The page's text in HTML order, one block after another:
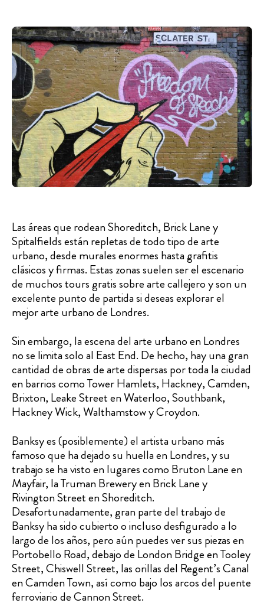
Las áreas que rodean Shoreditch, Brick Lane y
Spitalfields están repletas de todo tipo de arte
urbano, desde murales enormes hasta grafitis
clásicos y firmas. Estas zonas suelen ser el escenario
de muchos tours gratis sobre arte callejero y son un
excelente punto de partida si deseas explorar el
mejor arte urbano de Londres.
Sin embargo, la escena del arte urbano en Londres
no se limita solo al East End. De hecho, hay una gran
cantidad de obras de arte dispersas por toda la ciudad
en barrios como Tower Hamlets, Hackney, Camden,
Brixton, Leake Street en Waterloo, Southbank,
Hackney Wick, Walthamstow y Croydon.
Banksy es (posiblemente) el artista urbano más
famoso que ha dejado su huella en Londres, y su
trabajo se ha visto en lugares como Bruton Lane en
Mayfair, la Truman Brewery en Brick Lane y
Rivington Street en Shoreditch.
Desafortunadamente, gran parte del trabajo de
Banksy ha sido cubierto o incluso desfigurado a lo
largo de los años, pero aún puedes ver sus piezas en
Portobello Road, debajo de London Bridge en Tooley
Street, Chiswell Street, las orillas del Regent’s Canal
en Camden Town, así como bajo los arcos del puente
ferroviario de Cannon Street.